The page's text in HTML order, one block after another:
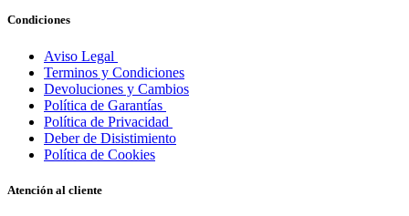
Condiciones
Aviso Legal
Terminos y Condiciones
Devoluciones y Cambios
Política de Garantías
Política de Privacidad
Deber de Disistimiento
Política de Cookies
Atención al cliente